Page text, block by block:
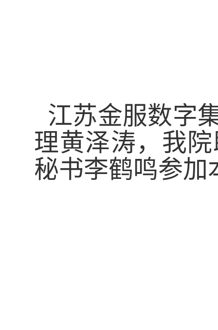
江苏金服数字
理黄泽涛，我
秘书李鹤鸣参加